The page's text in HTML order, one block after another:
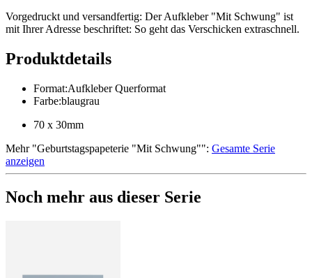
Vorgedruckt und versandfertig: Der Aufkleber "Mit Schwung" ist
mit Ihrer Adresse beschriftet: So geht das Verschicken extraschnell.
Produktdetails
Format:Aufkleber Querformat
Farbe:blaugrau
70 x 30mm
Mehr"Geburtstagspapeterie "Mit Schwung"": Gesamte Serie
anzeigen
Noch mehr aus dieser Serie